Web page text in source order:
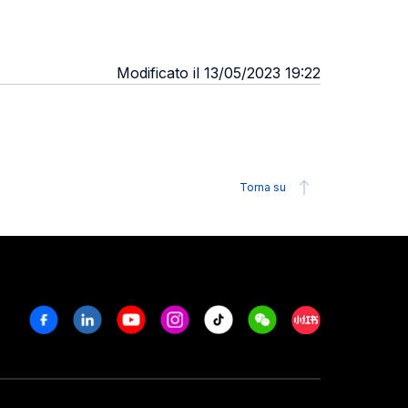
Modificato il 13/05/2023 19:22
Torna su
FacebookLinkedinYoutubeInstagram
Tiktok WeechatXiaohongshu/